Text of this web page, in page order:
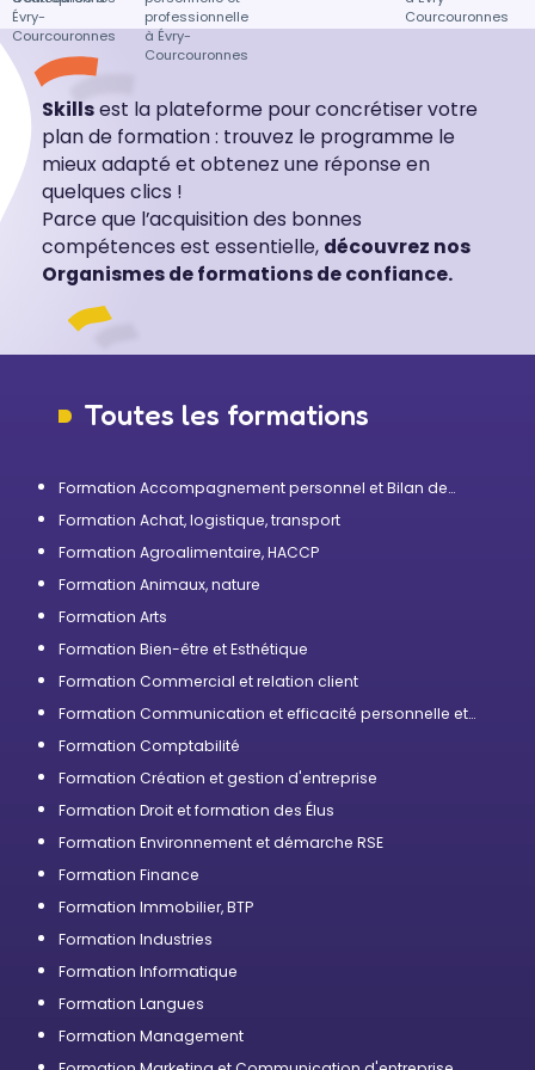
Courcouronnes
Évry-
Courcouronnes
professionnelle
à Évry-
Courcouronnes
Skillsest la plateforme pour concrétiser votre
plan de formation : trouvez le programme le
mieux adapté et obtenez une réponse en
quelques clics !
Parce que l’acquisition des bonnes
compétences est essentielle, découvrez nos
Organismes de formations de confiance.
Toutes les formations
Formation Accompagnement personnel et Bilan de
Formation Achat, logistique, transport
Formation Agroalimentaire, HACCP
Formation Animaux, nature
Formation Arts
Formation Bien-être et Esthétique
Formation Commercial et relation client
Formation Communication et efficacité personnelle et
Formation Comptabilité
Formation Création et gestion d'entreprise
Formation Droit et formation des Élus
Formation Environnement et démarche RSE
Formation Finance
Formation Immobilier, BTP
Formation Industries
Formation Informatique
Formation Langues
Formation Management